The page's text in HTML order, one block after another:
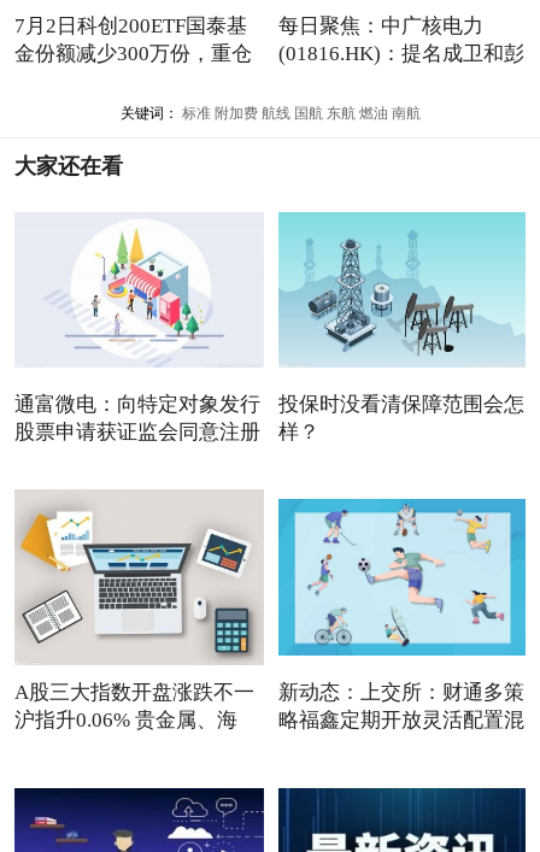
7月2日科创200ETF国泰基
金份额减少300万份，重仓
每日聚焦：中广核电力
(01816.HK)：提名成卫和彭
关键词： 标准 附加费 航线 国航 东航 燃油 南航
大家还在看
通富微电：向特定对象发行
股票申请获证监会同意注册
投保时没看清保障范围会怎
样？
A股三大指数开盘涨跌不一
沪指升0.06% 贵金属、海
新动态：上交所：财通多策
略福鑫定期开放灵活配置混